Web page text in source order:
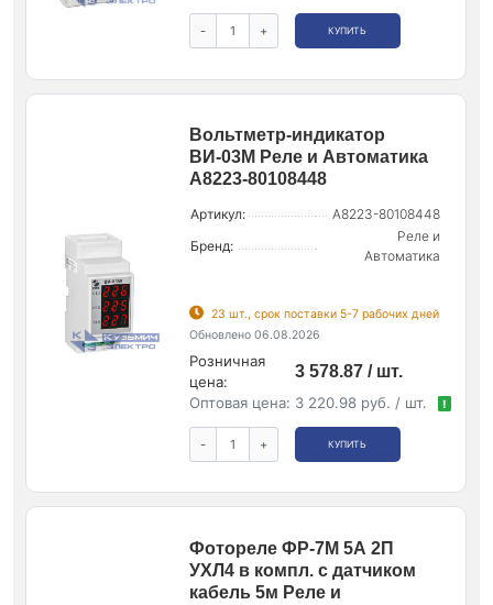
- + КУПИТЬ
Вольтметр-индикатор
ВИ-03М Реле и Автоматика
A8223-80108448
Артикул:
A8223-80108448
Бренд:
Реле и
Автоматика
23 шт., срок поставки 5-7 рабочих дней
Обновлено 06.08.2026
Розничная
цена:
3 578.87 / шт.
Оптовая цена: 3 220.98 руб. / шт. !
- + КУПИТЬ
Фотореле ФР-7М 5А 2П
УХЛ4 в компл. с датчиком
кабель 5м Реле и